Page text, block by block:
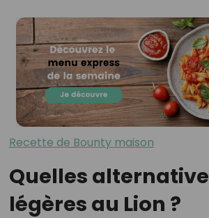
Recette de Bounty maison
Quelles
légères au Lion ?